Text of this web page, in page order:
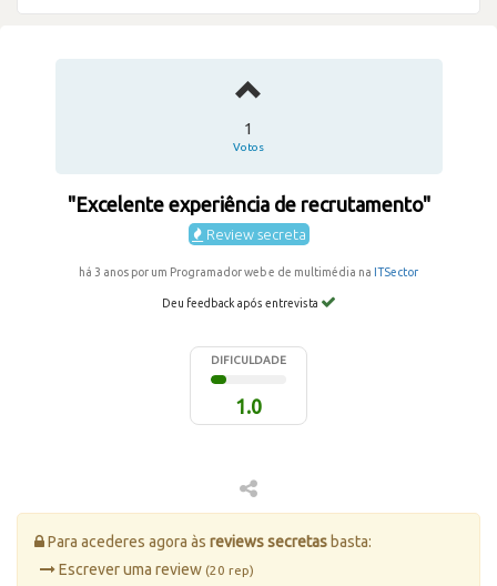
1
Votos
"Excelente experiência de recrutamento"
Review secreta
há 3 anos por um Programador web e de multimédia na ITSector
Deu feedback após entrevista
DIFICULDADE
1.0
Para acederes agora às reviews secretas basta:
Escrever uma review (20 rep)